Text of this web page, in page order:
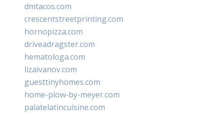
dmtacos.com
crescentstreetprinting.com
hornopizza.com
driveadragster.com
hematologa.com
lizaivanov.com
guesttinyhomes.com
home-plow-by-meyer.com
palatelatincuisine.com